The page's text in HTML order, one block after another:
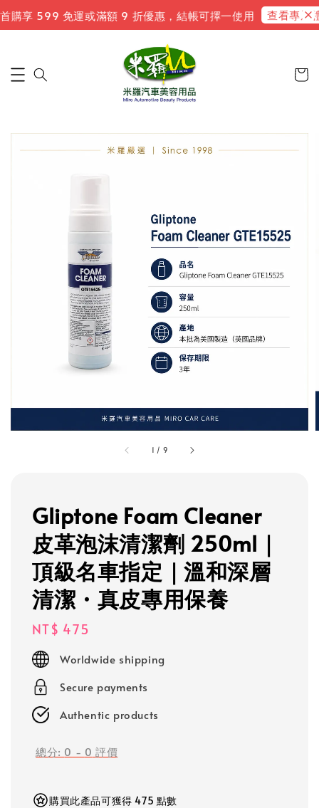
享 599 免運或滿額 9 折優惠，結帳可擇一使用 查看專屬禮
1 / 9
Gliptone Foam Cleaner
皮革泡沫清潔劑 250ml｜
頂級名車指定｜溫和深層
清潔・真皮專用保養
Regular
price
NT$ 475
Worldwide shipping
Secure payments
Authentic products
總分: 0 - 0 評價
購買此產品可獲得 475 點數